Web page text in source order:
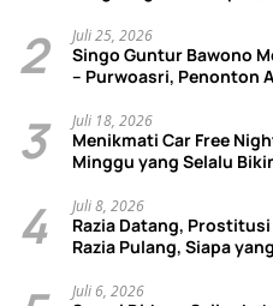
2 Juli 25, 2026
Singo Guntur Bawono
– Purwoasri, Penonton
3 Juli 18, 2026
Menikmati Car Free
Minggu yang Selalu
4 Juli 8, 2026
Razia Datang,
Razia Pulang, Siapa
Juli 6, 2026